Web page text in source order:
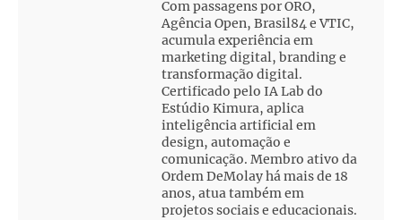
Com passagens por ORO,
Agência Open, Brasil84 e VTIC,
acumula experiência em
marketing digital, branding e
transformação digital.
Certificado pelo IA Lab do
Estúdio Kimura, aplica
inteligência artificial em
design, automação e
comunicação. Membro ativo da
Ordem DeMolay há mais de 18
anos, atua também em
projetos sociais e educacionais.